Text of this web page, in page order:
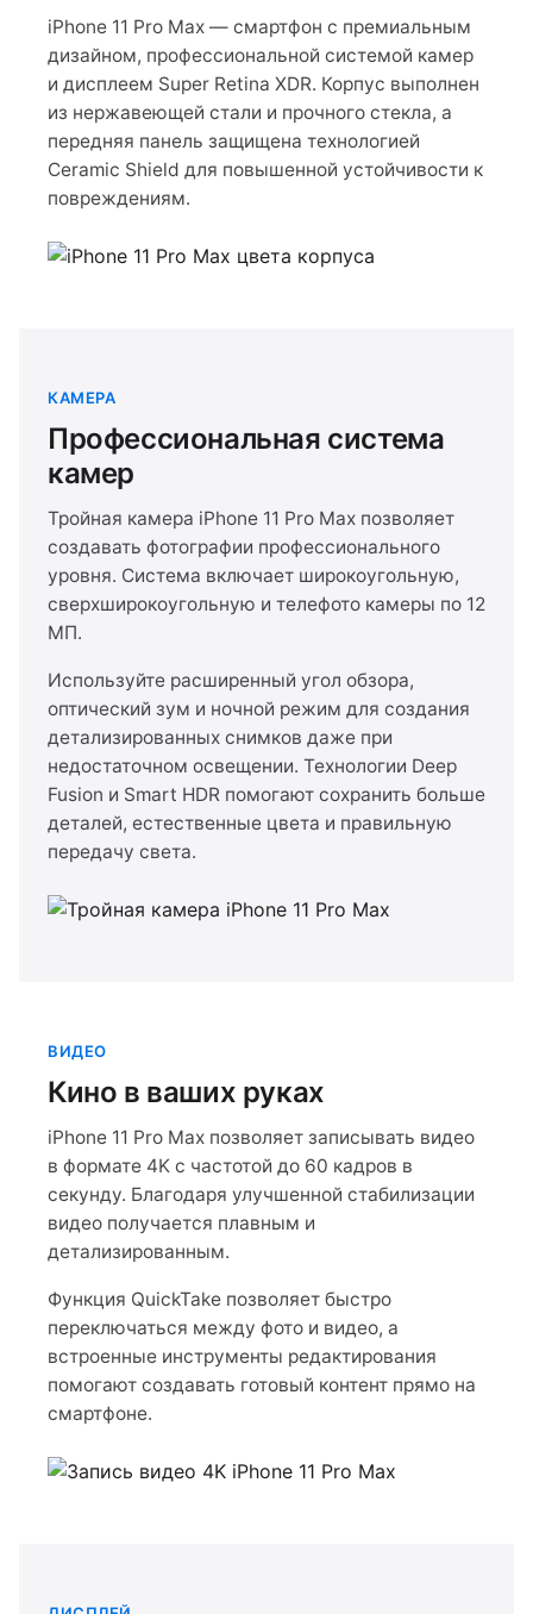
iPhone 11 Pro Max — смартфон с премиальным
дизайном, профессиональной системой камер
и дисплеем Super Retina XDR. Корпус выполнен
из нержавеющей стали и прочного стекла, а
передняя панель защищена технологией
Ceramic Shield для повышенной устойчивости к
повреждениям.
КАМЕРА
Профессиональная система
камер
Тройная камера iPhone 11 Pro Max позволяет
создавать фотографии профессионального
уровня. Система включает широкоугольную,
сверхширокоугольную и телефото камеры по 12
МП.
Используйте расширенный угол обзора,
оптический зум и ночной режим для создания
детализированных снимков даже при
недостаточном освещении. Технологии Deep
Fusion и Smart HDR помогают сохранить больше
деталей, естественные цвета и правильную
передачу света.
ВИДЕО
Кино в ваших руках
iPhone 11 Pro Max позволяет записывать видео
в формате 4K с частотой до 60 кадров в
секунду. Благодаря улучшенной стабилизации
видео получается плавным и
детализированным.
Функция QuickTake позволяет быстро
переключаться между фото и видео, а
встроенные инструменты редактирования
помогают создавать готовый контент прямо на
смартфоне.